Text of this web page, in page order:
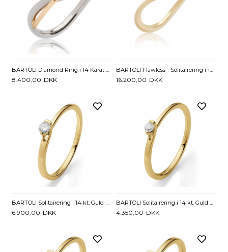
BARTOLI Diamond Ring i 14 Karat Guld og Hvidguld med Diamant 0,10 ct
8.400,00 DKK
BARTOLI Flawless - Solitairering i 14 kt. Guld med Diamant - 0,20 ct.
16.200,00 DKK
6.900,00 DKK 4.350,00 DKK